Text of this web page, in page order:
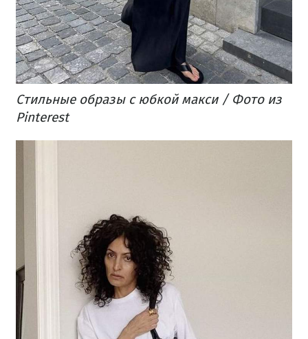
Стильные образы с юбкой макси / Фото из
Pinterest